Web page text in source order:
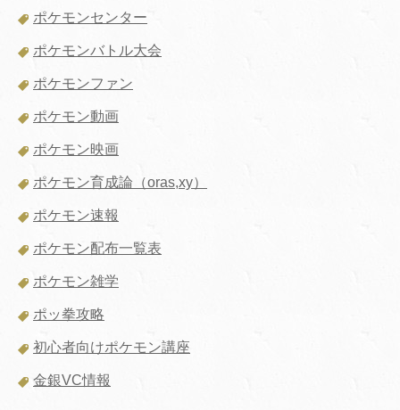
ポケモンセンター
ポケモンバトル大会
ポケモンファン
ポケモン動画
ポケモン映画
ポケモン育成論（oras,xy）
ポケモン速報
ポケモン配布一覧表
ポケモン雑学
ポッ拳攻略
初心者向けポケモン講座
金銀VC情報